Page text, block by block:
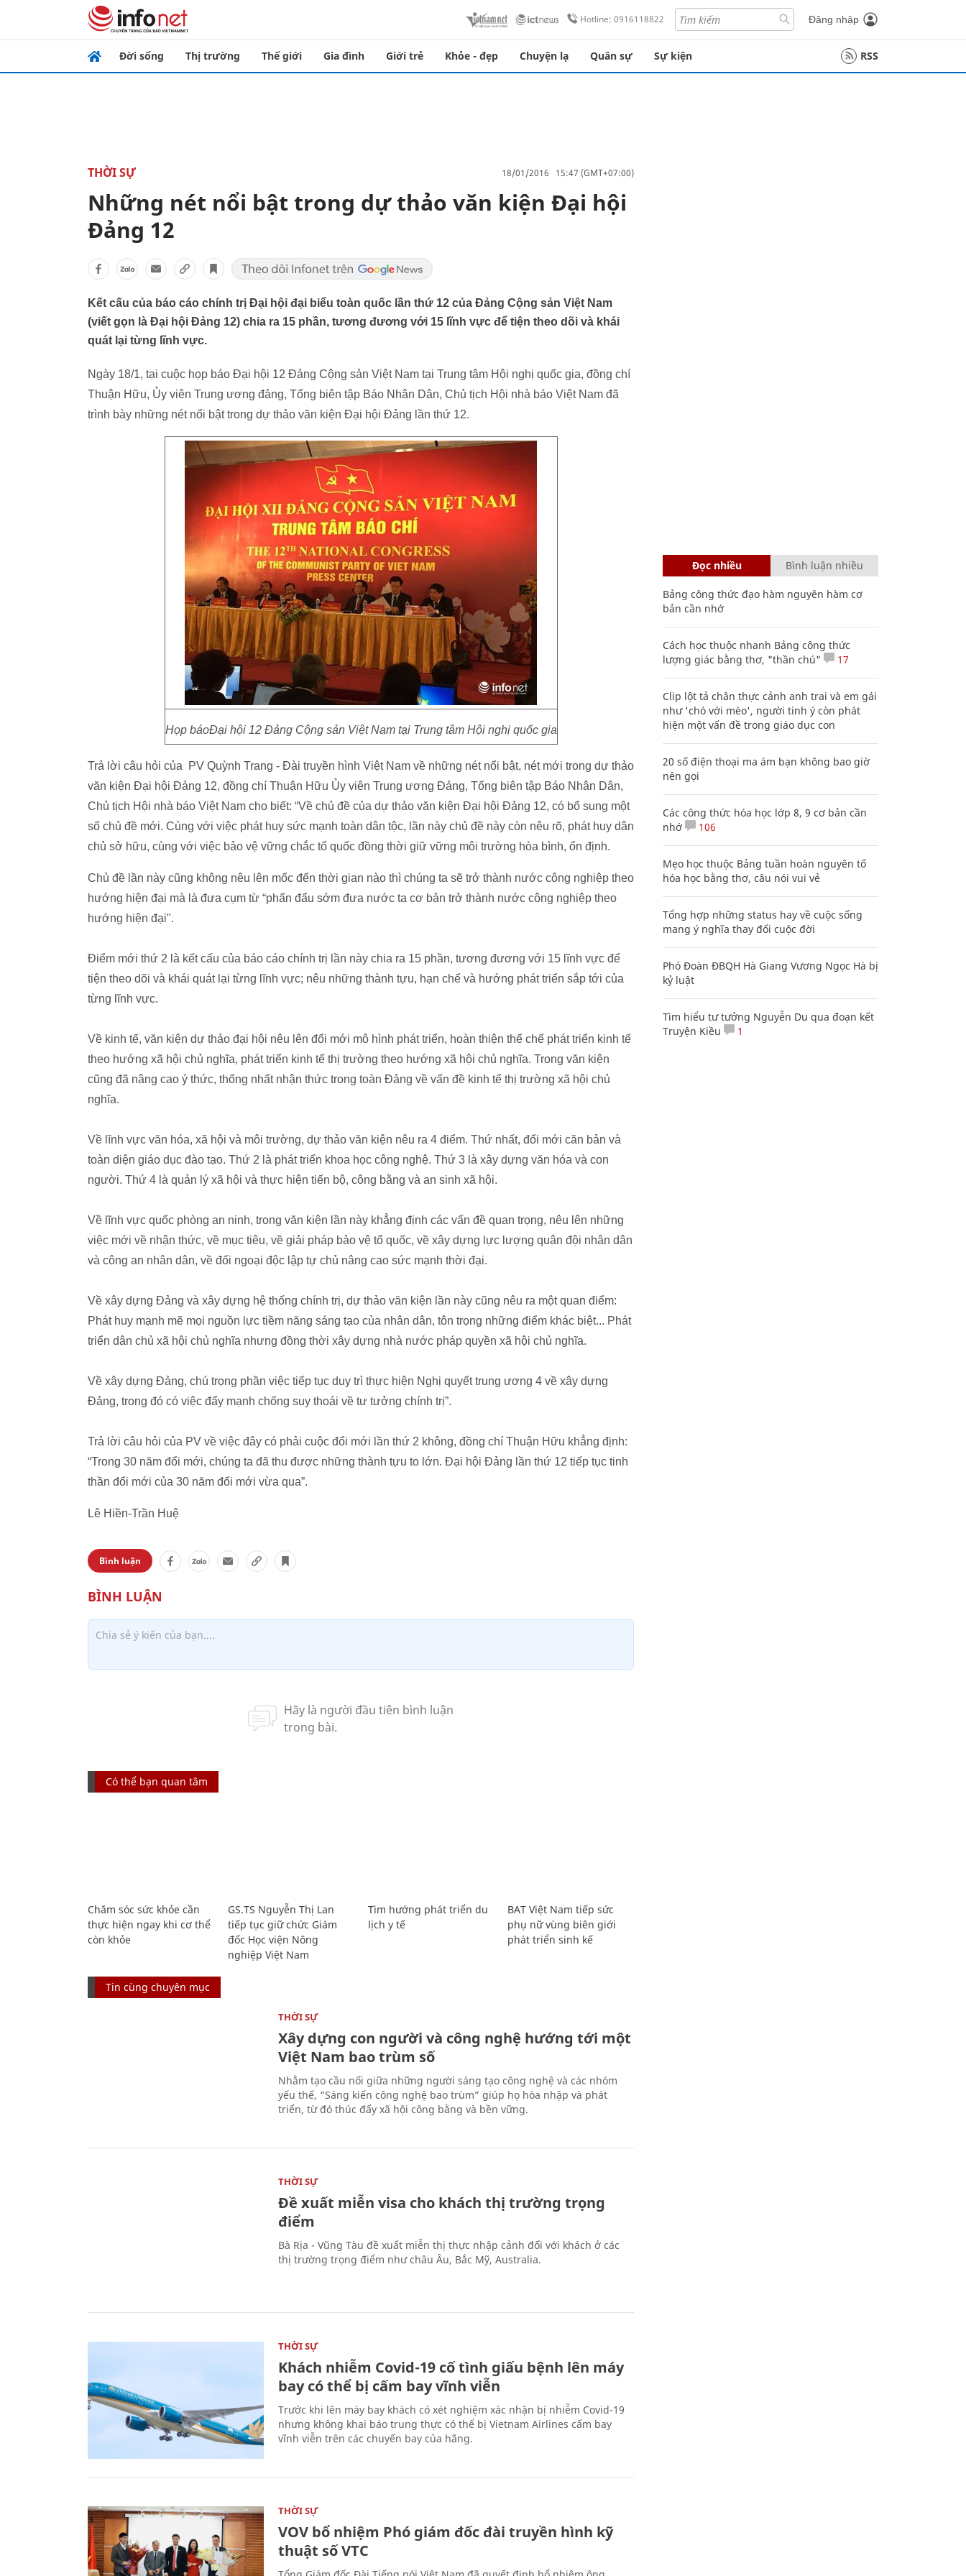
Hotline: 0916118822 Đăng nhập
Đời sống Thị trường Thế giới Gia đình Giới trẻ Khỏe - đẹp Chuyện lạ Quân sự Sự kiện RSS
THỜI SỰ 18/01/2016 15:47 (GMT+07:00)
Những nét nổi bật trong dự thảo văn kiện Đại hội
Đảng 12
Kết cấu của báo cáo chính trị Đại hội đại biểu toàn quốc lần thứ 12 của Đảng Cộng sản Việt Nam
(viết gọn là Đại hội Đảng 12) chia ra 15 phần, tương đương với 15 lĩnh vực để tiện theo dõi và khái
quát lại từng lĩnh vực.
Ngày 18/1, tại cuộc họp báo Đại hội 12 Đảng Cộng sản Việt Nam tại Trung tâm Hội nghị quốc gia, đồng chí
Thuận Hữu, Ủy viên Trung ương đảng, Tổng biên tập Báo Nhân Dân, Chủ tịch Hội nhà báo Việt Nam đã
trình bày những nét nổi bật trong dự thảo văn kiện Đại hội Đảng lần thứ 12.
Họp báoĐại hội 12 Đảng Cộng sản Việt Nam tại Trung tâm Hội nghị quốc gia
Trả lời câu hỏi của PV Quỳnh Trang - Đài truyền hình Việt Nam về những nét nổi bật, nét mới trong dự thảo
văn kiện Đại hội Đảng 12, đồng chí Thuận Hữu Ủy viên Trung ương Đảng, Tổng biên tập Báo Nhân Dân,
Chủ tịch Hội nhà báo Việt Nam cho biết: “Về chủ đề của dự thảo văn kiện Đại hội Đảng 12, có bổ sung một
số chủ đề mới. Cùng với việc phát huy sức mạnh toàn dân tộc, lần này chủ đề này còn nêu rõ, phát huy dân
chủ sở hữu, cùng với việc bảo vệ vững chắc tổ quốc đồng thời giữ vững môi trường hòa bình, ổn định.
Chủ đề lần này cũng không nêu lên mốc đến thời gian nào thì chúng ta sẽ trở thành nước công nghiệp theo
hướng hiện đại mà là đưa cụm từ “phấn đấu sớm đưa nước ta cơ bản trở thành nước công nghiệp theo
hướng hiện đại".
Điểm mới thứ 2 là kết cấu của báo cáo chính trị lần này chia ra 15 phần, tương đương với 15 lĩnh vực để
tiện theo dõi và khái quát lại từng lĩnh vực; nêu những thành tựu, hạn chế và hướng phát triển sắp tới của
từng lĩnh vực.
Về kinh tế, văn kiện dự thảo đại hội nêu lên đổi mới mô hình phát triển, hoàn thiện thể chế phát triển kinh tế
theo hướng xã hội chủ nghĩa, phát triển kinh tế thị trường theo hướng xã hội chủ nghĩa. Trong văn kiện
cũng đã nâng cao ý thức, thống nhất nhận thức trong toàn Đảng về vấn đề kinh tế thị trường xã hội chủ
nghĩa.
Về lĩnh vực văn hóa, xã hội và môi trường, dự thảo văn kiện nêu ra 4 điểm. Thứ nhất, đổi mới căn bản và
toàn diện giáo dục đào tạo. Thứ 2 là phát triển khoa học công nghệ. Thứ 3 là xây dựng văn hóa và con
người. Thứ 4 là quản lý xã hội và thực hiện tiến bộ, công bằng và an sinh xã hội.
Về lĩnh vực quốc phòng an ninh, trong văn kiện lần này khẳng định các vấn đề quan trọng, nêu lên những
việc mới về nhận thức, về mục tiêu, về giải pháp bảo vệ tổ quốc, về xây dựng lực lượng quân đội nhân dân
và công an nhân dân, về đối ngoại độc lập tự chủ nâng cao sức mạnh thời đại.
Về xây dựng Đảng và xây dựng hệ thống chính trị, dự thảo văn kiện lần này cũng nêu ra một quan điểm:
Phát huy mạnh mẽ mọi nguồn lực tiềm năng sáng tạo của nhân dân, tôn trọng những điểm khác biệt... Phát
triển dân chủ xã hội chủ nghĩa nhưng đồng thời xây dựng nhà nước pháp quyền xã hội chủ nghĩa.
Về xây dựng Đảng, chú trọng phần việc tiếp tục duy trì thực hiện Nghị quyết trung ương 4 về xây dựng
Đảng, trong đó có việc đẩy mạnh chống suy thoái về tư tưởng chính trị”.
Trả lời câu hỏi của PV về việc đây có phải cuộc đổi mới lần thứ 2 không, đồng chí Thuận Hữu khẳng định:
“Trong 30 năm đổi mới, chúng ta đã thu được những thành tựu to lớn. Đại hội Đảng lần thứ 12 tiếp tục tinh
thần đổi mới của 30 năm đổi mới vừa qua”.
Lê Hiền-Trần Huệ
Bình luận
Có thể bạn quan tâm
Chăm sóc sức khỏe cần
thực hiện ngay khi cơ thể
còn khỏe
GS.TS Nguyễn Thị Lan
tiếp tục giữ chức Giám
đốc Học viện Nông
nghiệp Việt Nam
Tìm hướng phát triển du
lịch y tế
BAT Việt Nam tiếp sức
phụ nữ vùng biên giới
phát triển sinh kế
Tin cùng chuyên mục
THỜI SỰ
Xây dựng con người và công nghệ hướng tới một
Việt Nam bao trùm số
Nhằm tạo cầu nối giữa những người sáng tạo công nghệ và các nhóm
yếu thế, “Sáng kiến công nghệ bao trùm” giúp họ hòa nhập và phát
triển, từ đó thúc đẩy xã hội công bằng và bền vững.
THỜI SỰ
Đề xuất miễn visa cho khách thị trường trọng
điểm
Bà Rịa - Vũng Tàu đề xuất miễn thị thực nhập cảnh đối với khách ở các
thị trường trọng điểm như châu Âu, Bắc Mỹ, Australia.
THỜI SỰ
Khách nhiễm Covid-19 cố tình giấu bệnh lên máy
bay có thể bị cấm bay vĩnh viễn
Trước khi lên máy bay khách có xét nghiệm xác nhận bị nhiễm Covid-19
nhưng không khai báo trung thực có thể bị Vietnam Airlines cấm bay
vĩnh viễn trên các chuyến bay của hãng.
THỜI SỰ
VOV bổ nhiệm Phó giám đốc đài truyền hình kỹ
thuật số VTC
Đọc nhiều Bình luận nhiều
Bảng công thức đạo hàm nguyên hàm cơ
bản cần nhớ
Cách học thuộc nhanh Bảng công thức
lượng giác bằng thơ, "thần chú"
17
Clip lột tả chân thực cảnh anh trai và em gái
như 'chó với mèo', người tinh ý còn phát
hiện một vấn đề trong giáo dục con
20 số điện thoại ma ám bạn không bao giờ
nên gọi
Các công thức hóa học lớp 8, 9 cơ bản cần
nhớ
106
Mẹo học thuộc Bảng tuần hoàn nguyên tố
hóa học bằng thơ, câu nói vui vẻ
Tổng hợp những status hay về cuộc sống
mang ý nghĩa thay đổi cuộc đời
Phó Đoàn ĐBQH Hà Giang Vương Ngọc Hà bị
kỷ luật
Tìm hiểu tư tưởng Nguyễn Du qua đoạn kết
Truyện Kiều
1